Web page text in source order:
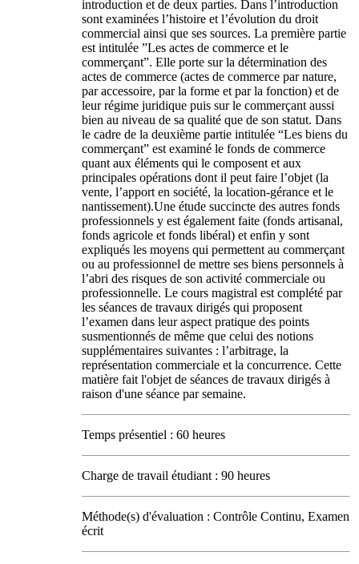
introduction et de deux parties. Dans l’introduction
sont examinées l’histoire et l’évolution du droit
commercial ainsi que ses sources. La première partie
est intitulée ”Les actes de commerce et le
commerçant”. Elle porte sur la détermination des
actes de commerce (actes de commerce par nature,
par accessoire, par la forme et par la fonction) et de
leur régime juridique puis sur le commerçant aussi
bien au niveau de sa qualité que de son statut. Dans
le cadre de la deuxième partie intitulée “Les biens du
commerçant” est examiné le fonds de commerce
quant aux éléments qui le composent et aux
principales opérations dont il peut faire l’objet (la
vente, l’apport en société, la location-gérance et le
nantissement).Une étude succincte des autres fonds
professionnels y est également faite (fonds artisanal,
fonds agricole et fonds libéral) et enfin y sont
expliqués les moyens qui permettent au commerçant
ou au professionnel de mettre ses biens personnels à
l’abri des risques de son activité commerciale ou
professionnelle. Le cours magistral est complété par
les séances de travaux dirigés qui proposent
l’examen dans leur aspect pratique des points
susmentionnés de même que celui des notions
supplémentaires suivantes : l’arbitrage, la
représentation commerciale et la concurrence. Cette
matière fait l'objet de séances de travaux dirigés à
raison d'une séance par semaine.
Temps présentiel : 60 heures
Charge de travail étudiant : 90 heures
Méthode(s) d'évaluation : Contrôle Continu, Examen
écrit